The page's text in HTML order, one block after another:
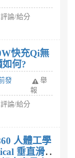
論/給分
快充Qi無
何?
發
舉
報
論/給分
人體工學
垂直滑